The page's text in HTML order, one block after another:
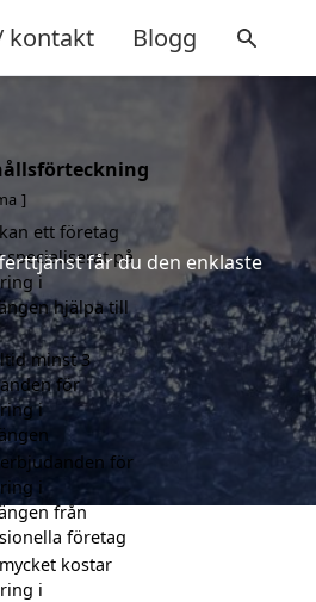
kontakt Blogg
får du den enklaste
ett företag
specialiserat på
i
hjälpa till
minst 3
för
i
erbjudanden för
i
från
företag
kostar
i